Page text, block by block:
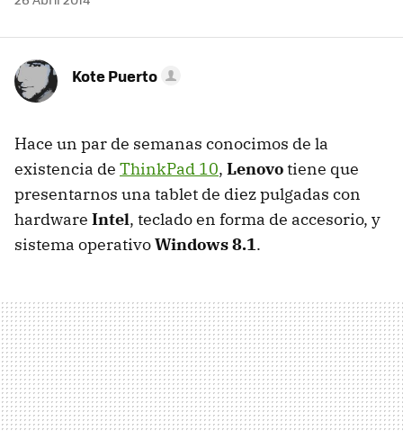
Kote Puerto
Hace un par de semanas conocimos de la
existencia de ThinkPad 10, Lenovotiene que
presentarnos una tablet de diez pulgadas con
hardware Intel, teclado en forma de accesorio, y
sistema operativoWindows 8.1.